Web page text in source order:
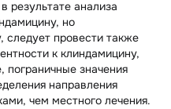
результате анализа
но
следует провести также
к клиндамицину,
пограничные значения
направления
чем местного лечения.